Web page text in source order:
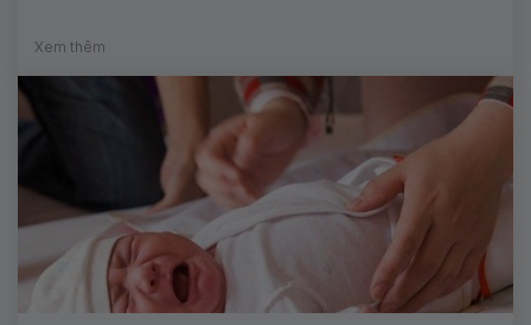
Xem thêm